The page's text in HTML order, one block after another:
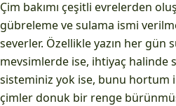
Çim bakımı çeşitli evrelerden
gübreleme ve sulama ismi
severler. Özellikle yazın her gün
mevsimlerde ise, ihtiyaç halinde
sisteminiz yok ise, bunu hortum
çimler donuk bir renge